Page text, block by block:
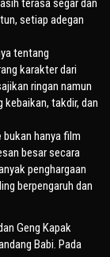
terasa segar dan
setiap adegan
tentang
karakter dari
ringan namun
takdir, dan
bukan hanya film
besar secara
penghargaan
berpengaruh dan
Geng Kapak
Babi. Pada